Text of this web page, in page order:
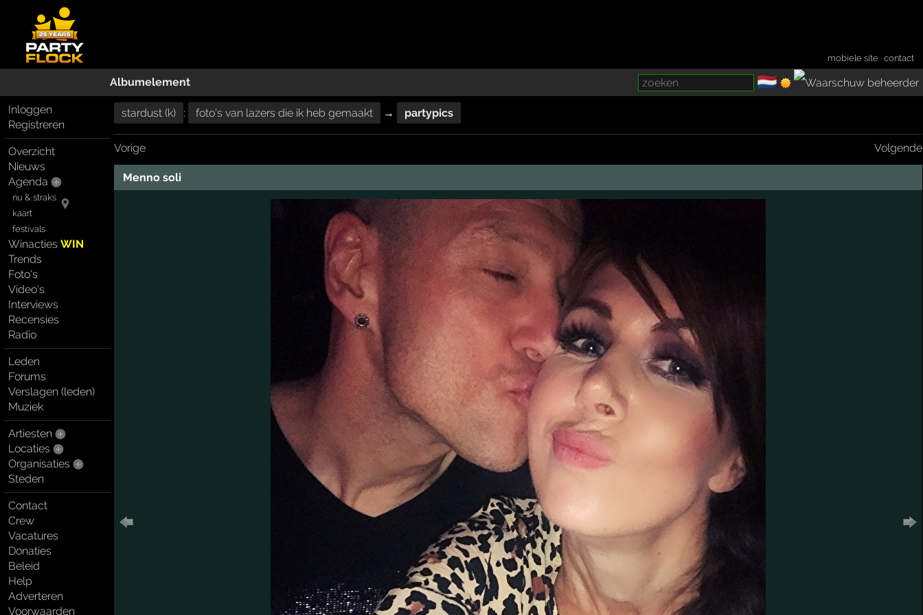
mobiele site ·contact
Albumelement 🇳🇱
Inloggen
Registreren
Overzicht
Nieuws
Agenda
nu & straks
kaart
festivals
WinactiesWIN
Trends
Foto's
Video's
Interviews
Recensies
Radio
Leden
Forums
Verslagen (leden)
Muziek
Artiesten
Locaties
Organisaties
Steden
Contact
Crew
Vacatures
Donaties
Beleid
Help
Adverteren
Voorwaarden
stardust (k) : foto's van lazers die ik heb gemaakt → partypics
Vorige Volgende
Menno soli